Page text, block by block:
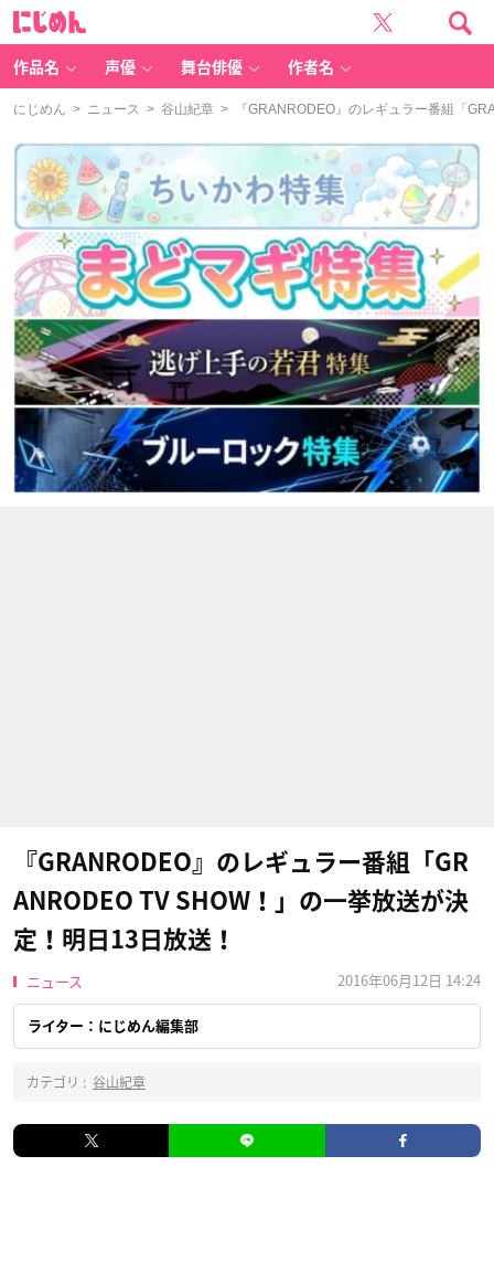
作品名 声優 舞台俳優 作者名
にじめん > ニュース > 谷山紀章 > 『GRANRODEO』のレギュラー番組「
『GRANRODEO』のレギュラー番組「GR
ANRODEO TV SHOW！」の一挙放送が決
定！明日13日放送！
ニュース 2016年06月12日 14:24
ライター：にじめん編集部
カテゴリ : 谷山紀章